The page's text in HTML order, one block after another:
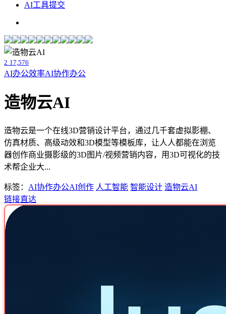
AI工具提交
2 17,576
AI办公效率AI协作办公
造物云AI
造物云是一个在线3D营销设计平台，通过几千套虚拟影棚、
仿真材质、高级动效和3D模型等模板库，让人人都能在浏览
器创作商业摄影级的3D图片/视频营销内容，用3D可视化的技
术帮企业大...
标签： AI协作办公AI创作 人工智能 智能设计 造物云AI
链接直达